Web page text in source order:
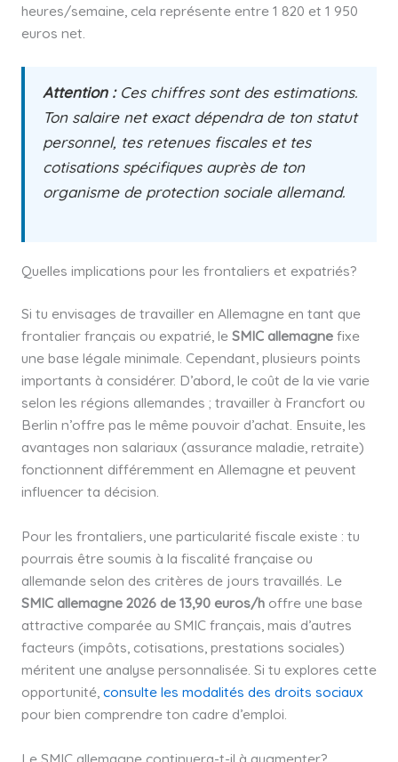
heures/semaine, cela représente entre 1 820 et 1 950
euros net.
Attention :Ces chiffres sont des estimations.
Ton salaire net exact dépendra de ton statut
personnel, tes retenues fiscales et tes
cotisations spécifiques auprès de ton
organisme de protection sociale allemand.
Quelles implications pour les frontaliers et expatriés?
Si tu envisages de travailler en Allemagne en tant que
frontalier français ou expatrié, le SMIC allemagnefixe
une base légale minimale. Cependant, plusieurs points
importants à considérer. D’abord, le coût de la vie varie
selon les régions allemandes ; travailler à Francfort ou
Berlin n’offre pas le même pouvoir d’achat. Ensuite, les
avantages non salariaux (assurance maladie, retraite)
fonctionnent différemment en Allemagne et peuvent
influencer ta décision.
Pour les frontaliers, une particularité fiscale existe : tu
pourrais être soumis à la fiscalité française ou
allemande selon des critères de jours travaillés. Le
SMIC allemagne 2026 de 13,90 euros/hoffre une base
attractive comparée au SMIC français, mais d’autres
facteurs (impôts, cotisations, prestations sociales)
méritent une analyse personnalisée. Si tu explores cette
opportunité, consulte les modalités des droits sociaux
pour bien comprendre ton cadre d’emploi.
Le SMIC allemagne continuera-t-il à augmenter?